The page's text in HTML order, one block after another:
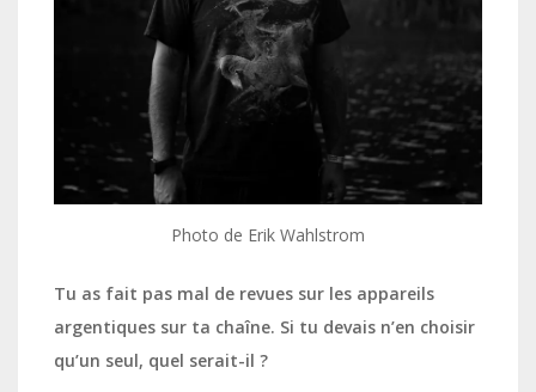
Photo de Erik Wahlstrom
Tu as fait pas mal de revues sur les appareils
argentiques sur ta chaîne. Si tu devais n’en choisir
qu’un seul, quel serait-il ?